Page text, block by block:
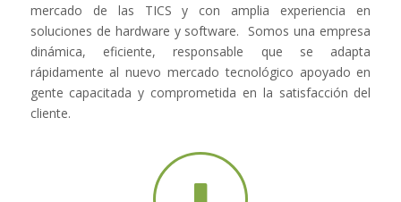
mercado de las TICS y con amplia experiencia en
soluciones de hardware y software. Somos una empresa
dinámica, eficiente, responsable que se adapta
rápidamente al nuevo mercado tecnológico apoyado en
gente capacitada y comprometida en la satisfacción del
cliente.